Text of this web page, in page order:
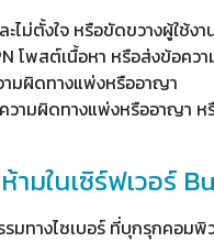
ม่ตั้งใจ หรือขัดขวางผู้ใช้งา
โพสต์เนื้อหา หรือส่งข้อค
ามผิดทางแพ่งหรืออาญา
วามผิดทางแพ่งหรืออาญา
ามในเซิร์ฟเวอร์
ทางไซเบอร์ ที่บุกรุกคอมพิ